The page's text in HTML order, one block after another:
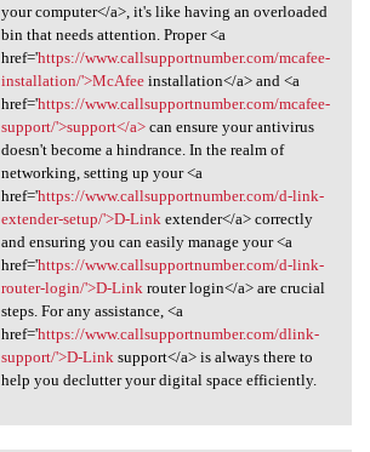
your computer</a>, it's like having an overloaded
bin that needs attention. Proper <a
href='https://www.callsupportnumber.com/mcafee-
installation/'>McAfeeinstallation</a> and <a
href='https://www.callsupportnumber.com/mcafee-
support/'>support</a>can ensure your antivirus
doesn't become a hindrance. In the realm of
networking, setting up your <a
href='https://www.callsupportnumber.com/d-link-
extender-setup/'>D-Linkextender</a> correctly
and ensuring you can easily manage your <a
href='https://www.callsupportnumber.com/d-link-
router-login/'>D-Linkrouter login</a> are crucial
steps. For any assistance, <a
href='https://www.callsupportnumber.com/dlink-
support/'>D-Linksupport</a> is always there to
help you declutter your digital space efficiently.